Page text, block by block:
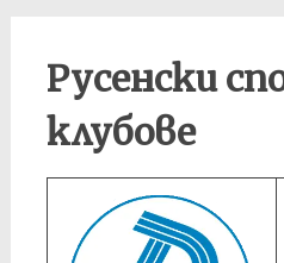
Русенски
клубове